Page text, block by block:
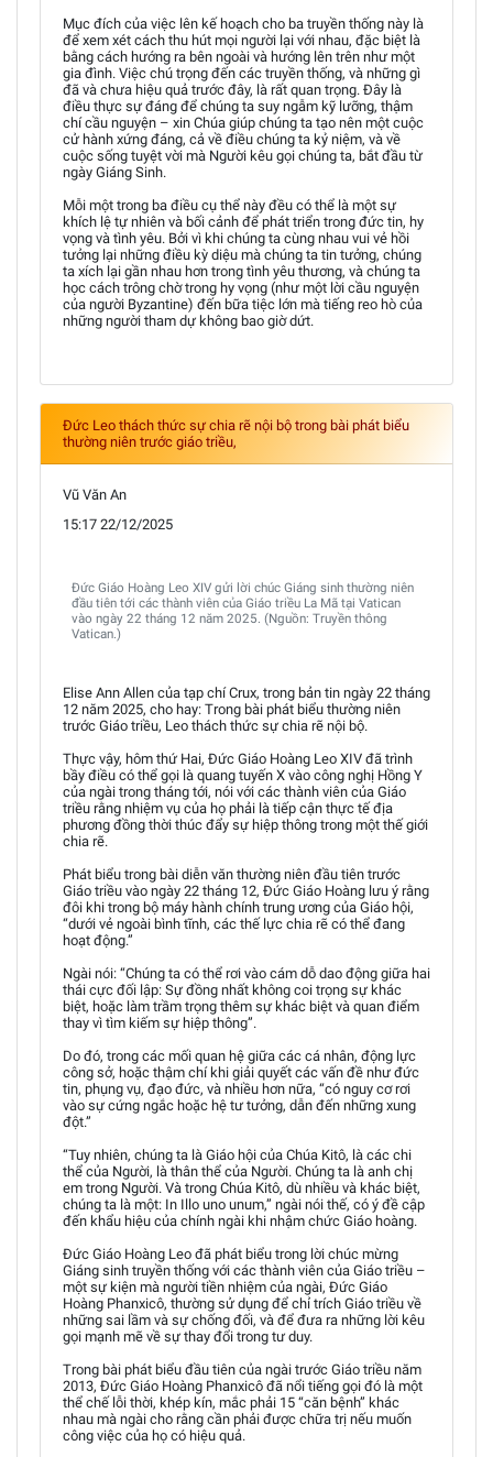
Mục đích của việc lên kế hoạch cho ba truyền thống này là
để xem xét cách thu hút mọi người lại với nhau, đặc biệt là
bằng cách hướng ra bên ngoài và hướng lên trên như một
gia đình. Việc chú trọng đến các truyền thống, và những gì
đã và chưa hiệu quả trước đây, là rất quan trọng. Đây là
điều thực sự đáng để chúng ta suy ngẫm kỹ lưỡng, thậm
chí cầu nguyện – xin Chúa giúp chúng ta tạo nên một cuộc
cử hành xứng đáng, cả về điều chúng ta kỷ niệm, và về
cuộc sống tuyệt vời mà Người kêu gọi chúng ta, bắt đầu từ
ngày Giáng Sinh.
Mỗi một trong ba điều cụ thể này đều có thể là một sự
khích lệ tự nhiên và bối cảnh để phát triển trong đức tin, hy
vọng và tình yêu. Bởi vì khi chúng ta cùng nhau vui vẻ hồi
tưởng lại những điều kỳ diệu mà chúng ta tin tưởng, chúng
ta xích lại gần nhau hơn trong tình yêu thương, và chúng ta
học cách trông chờ trong hy vọng (như một lời cầu nguyện
của người Byzantine) đến bữa tiệc lớn mà tiếng reo hò của
những người tham dự không bao giờ dứt.
Đức Leo thách thức sự chia rẽ nội bộ trong bài phát biểu
thường niên trước giáo triều,
Vũ Văn An
15:17 22/12/2025
Đức Giáo Hoàng Leo XIV gửi lời chúc Giáng sinh thường niên
đầu tiên tới các thành viên của Giáo triều La Mã tại Vatican
vào ngày 22 tháng 12 năm 2025. (Nguồn: Truyền thông
Vatican.)
Elise Ann Allen của tạp chí Crux, trong bản tin ngày 22 tháng
12 năm 2025, cho hay: Trong bài phát biểu thường niên
trước Giáo triều, Leo thách thức sự chia rẽ nội bộ.
Thực vậy, hôm thứ Hai, Đức Giáo Hoàng Leo XIV đã trình
bầy điều có thể gọi là quang tuyến X vào công nghị Hồng Y
của ngài trong tháng tới, nói với các thành viên của Giáo
triều rằng nhiệm vụ của họ phải là tiếp cận thực tế địa
phương đồng thời thúc đẩy sự hiệp thông trong một thế giới
chia rẽ.
Phát biểu trong bài diễn văn thường niên đầu tiên trước
Giáo triều vào ngày 22 tháng 12, Đức Giáo Hoàng lưu ý rằng
đôi khi trong bộ máy hành chính trung ương của Giáo hội,
“dưới vẻ ngoài bình tĩnh, các thế lực chia rẽ có thể đang
hoạt động.”
Ngài nói: “Chúng ta có thể rơi vào cám dỗ dao động giữa hai
thái cực đối lập: Sự đồng nhất không coi trọng sự khác
biệt, hoặc làm trầm trọng thêm sự khác biệt và quan điểm
thay vì tìm kiếm sự hiệp thông”.
Do đó, trong các mối quan hệ giữa các cá nhân, động lực
công sở, hoặc thậm chí khi giải quyết các vấn đề như đức
tin, phụng vụ, đạo đức, và nhiều hơn nữa, “có nguy cơ rơi
vào sự cứng ngắc hoặc hệ tư tưởng, dẫn đến những xung
đột.”
“Tuy nhiên, chúng ta là Giáo hội của Chúa Kitô, là các chi
thể của Người, là thân thể của Người. Chúng ta là anh chị
em trong Người. Và trong Chúa Kitô, dù nhiều và khác biệt,
chúng ta là một: In Illo uno unum,” ngài nói thế, có ý đề cập
đến khẩu hiệu của chính ngài khi nhậm chức Giáo hoàng.
Đức Giáo Hoàng Leo đã phát biểu trong lời chúc mừng
Giáng sinh truyền thống với các thành viên của Giáo triều –
một sự kiện mà người tiền nhiệm của ngài, Đức Giáo
Hoàng Phanxicô, thường sử dụng để chỉ trích Giáo triều về
những sai lầm và sự chống đối, và để đưa ra những lời kêu
gọi mạnh mẽ về sự thay đổi trong tư duy.
Trong bài phát biểu đầu tiên của ngài trước Giáo triều năm
2013, Đức Giáo Hoàng Phanxicô đã nổi tiếng gọi đó là một
thể chế lỗi thời, khép kín, mắc phải 15 “căn bệnh” khác
nhau mà ngài cho rằng cần phải được chữa trị nếu muốn
công việc của họ có hiệu quả.